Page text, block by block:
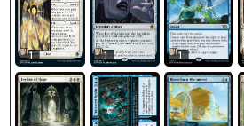
1 1 1